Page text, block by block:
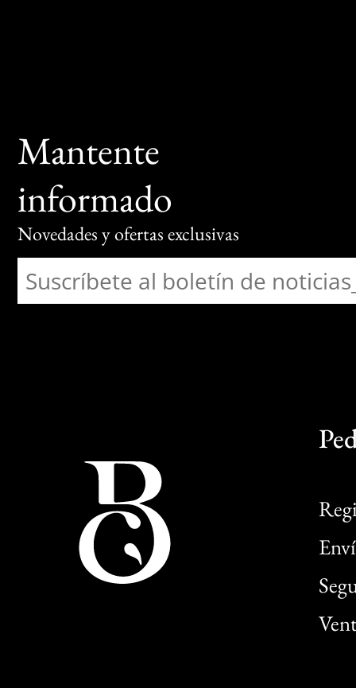
Mantente
informado
Novedades y ofertas exclusivas